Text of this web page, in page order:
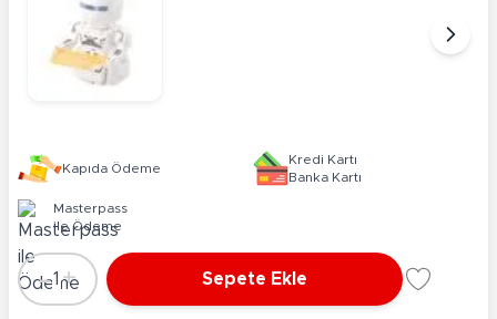
Kapıda Ödeme
Kredi Kartı
Banka Kartı
Masterpass
ile Ödeme
Adet
-1 + Sepete Ekle